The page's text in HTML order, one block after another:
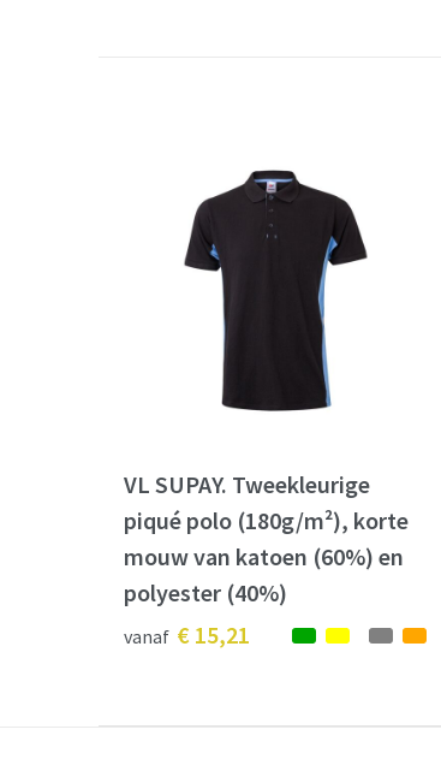
VL SUPAY. Tweekleurige
piqué polo (180g/m²), korte
mouw van katoen (60%) en
polyester (40%)
vanaf € 15,21